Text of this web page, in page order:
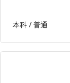
本科 / 普通